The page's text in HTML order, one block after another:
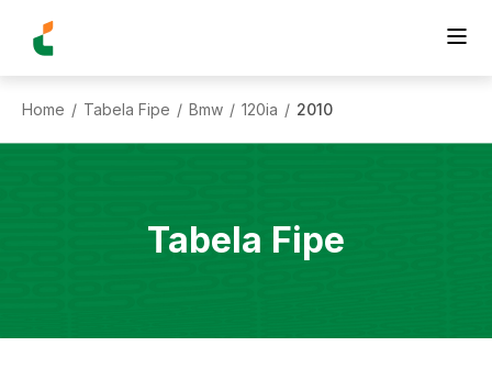
Home / Tabela Fipe / Bmw / 120ia / 2010
Tabela Fipe